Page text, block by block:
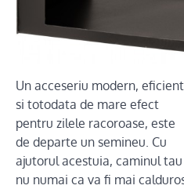
Un acceseriu modern, eficient
si totodata de mare efect
pentru zilele racoroase, este
de departe un semineu. Cu
ajutorul acestuia, caminul tau
nu numai ca va fi mai